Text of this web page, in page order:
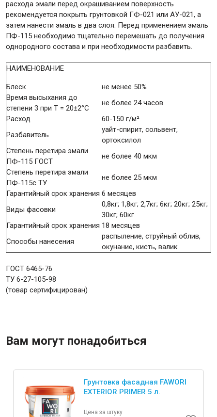
расхода эмали перед окрашиванием поверхность
рекомендуется покрыть грунтовкой ГФ-021 или АУ-021, а
затем нанести эмаль в два слоя. Перед применением эмаль
ПФ-115 необходимо тщательно перемешать до получения
однородного состава и при необходимости разбавить.
НАИМЕНОВАНИЕ
Блеск
не менее 50%
Время высыхания до
степени 3 при Т = 20±2°С
не более 24 часов
Расход
60-150 г/м²
Разбавитель
уайт-спирит, сольвент,
ортоксилол
Степень перетира эмали
ПФ-115 ГОСТ
не более 40 мкм
Степень перетира эмали
ПФ-115с ТУ
не более 25 мкм
Гарантийный срок хранения 6 месяцев
Виды фасовки
0,8кг; 1,8кг; 2,7кг; 6кг; 20кг; 25кг;
30кг; 60кг.
Гарантийный срок хранения 18 месяцев
Способы нанесения
распыление, струйный облив,
окунание, кисть, валик
ГОСТ 6465-76
ТУ 6-27-105-98
(товар сертифицирован)
Вам могут понадобиться
Грунтовка фасадная FAWORI
EXTERIOR PRIMER 5 л.
Цена за штуку